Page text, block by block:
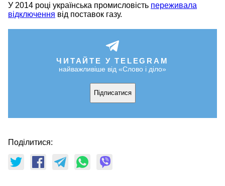
У 2014 році українська промисловість переживала
відключення від поставок газу.
ЧИТАЙТЕ У TELEGRAM
найважливіше від «Слово і діло»
Підписатися
Поділитися: